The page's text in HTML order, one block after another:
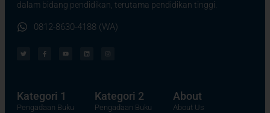
dalam bidang pendidikan, terutama pendidikan tinggi.
0812-8630-4188 (WA)
Kategori 1
Pengadaan Buku
Kategori 2
Pengadaan Buku
About
About Us